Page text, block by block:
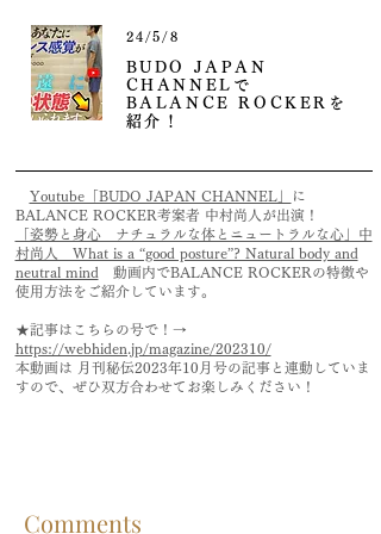
24/5/8
BUDO JAPAN
CHANNELで
BALANCE ROCKERを
紹介！
Youtube「BUDO JAPAN CHANNEL」
に
BALANCE ROCKER考案者 中村尚人が出演！
「姿勢と身心 ナチュラルな体とニュートラルな心」中
村尚人 What is a “good posture”? Natural body and
neutral mind
動画内でBALANCE ROCKERの特徴や
使用方法をご紹介しています。
★記事はこちらの号で！→
https://webhiden.jp/magazine/202310/
本動画は 月刊秘伝2023年10月号の記事と連動していま
すので、ぜひ双方合わせてお楽しみください！
Comments